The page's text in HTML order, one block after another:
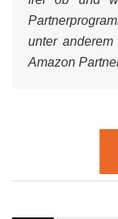
unter
Amazon